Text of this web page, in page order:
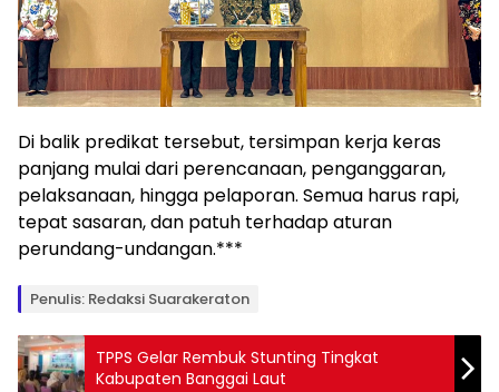
Di balik predikat tersebut, tersimpan kerja keras
panjang mulai dari perencanaan, penganggaran,
pelaksanaan, hingga pelaporan. Semua harus rapi,
tepat sasaran, dan patuh terhadap aturan
perundang-undangan.***
Penulis: Redaksi Suarakeraton
TPPS Gelar Rembuk Stunting Tingkat
Kabupaten Banggai Laut